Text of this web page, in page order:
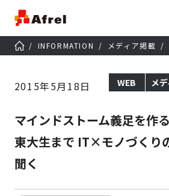
INFORMATION メディア掲載
2015年5月18日 WEB メ
マインドストーム義足を作
東大生まで IT×モノづくり
聞く